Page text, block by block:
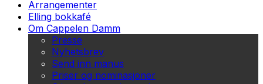
Arrangementer
Elling bokkafé
Om Cappelen Damm
Presse
Nyhetsbrev
Send inn manus
Priser og nominasjoner